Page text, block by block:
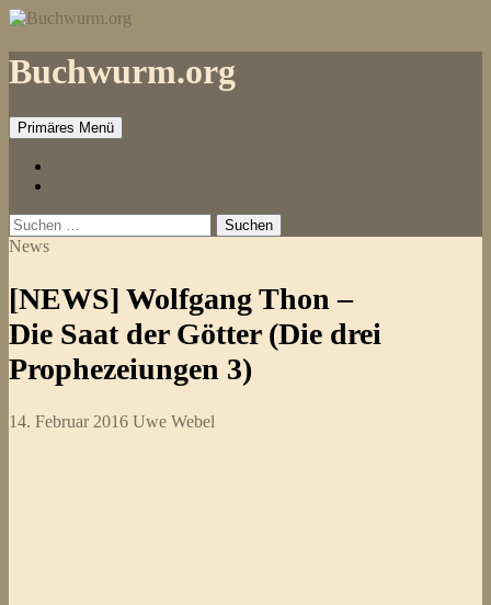
Zum
springen
Buchwurm.org
Primäres Menü
Suchen
nach:
News
[NEWS] Wolfgang Thon –
Die Saat der Götter (Die drei
Prophezeiungen 3)
14. Februar 2016 Uwe Webel